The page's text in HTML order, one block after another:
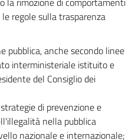
regole sulla trasparenza
pubblica, anche secondo linee
interministeriale istituito e
del Consiglio dei
di prevenzione e
nella pubblica
nazionale e internazionale;